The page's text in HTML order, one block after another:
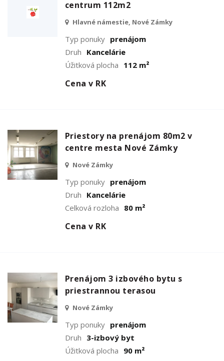
centrum 112m2
Hlavné námestie, Nové Zámky
Typ ponuky prenájom
Druh Kancelárie
Úžitková plocha 112 m²
Cena v RK
Priestory na prenájom 80m2 v
centre mesta Nové Zámky
Nové Zámky
Typ ponuky prenájom
Druh Kancelárie
Celková rozloha 80 m²
Cena v RK
Prenájom 3 izbového bytu s
priestrannou terasou
Nové Zámky
Typ ponuky prenájom
Druh 3-izbový byt
Úžitková plocha 90 m²